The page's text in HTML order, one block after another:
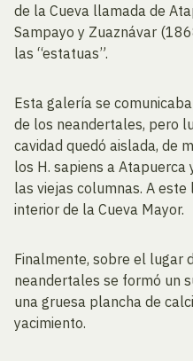
de la Cueva llamada de
Sampayo y Zuaznávar
las “estatuas”.
Esta galería se
de los neandertales, pero
cavidad quedó aislada, de
los H. sapiens a
las viejas columnas. A
interior de la Cueva Mayor.
Finalmente, sobre el lugar
neandertales se formó un
una gruesa plancha de
yacimiento.